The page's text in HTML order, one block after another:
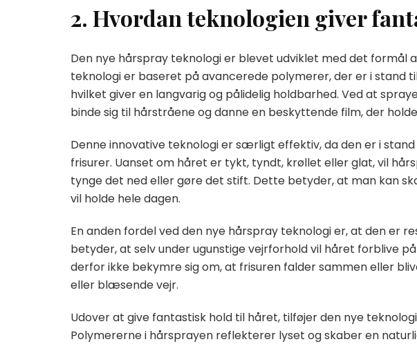
2. Hvordan teknologien giver
Den nye hårspray teknologi er blevet udviklet med det formål
teknologi er baseret på avancerede polymerer, der er i
hvilket giver en langvarig og pålidelig holdbarhed. Ved at
binde sig til hårstråene og danne en beskyttende film, der
Denne innovative teknologi er særligt effektiv, da den er i
frisurer. Uanset om håret er tykt, tyndt, krøllet eller glat, vil
tynge det ned eller gøre det stift. Dette betyder, at man kan
vil holde hele dagen.
En anden fordel ved den nye hårspray teknologi er, at den er
betyder, at selv under ugunstige vejrforhold vil håret forblive
derfor ikke bekymre sig om, at frisuren falder sammen eller
eller blæsende vejr.
Udover at give fantastisk hold til håret, tilføjer den nye
Polymererne i hårsprayen reflekterer lyset og skaber en